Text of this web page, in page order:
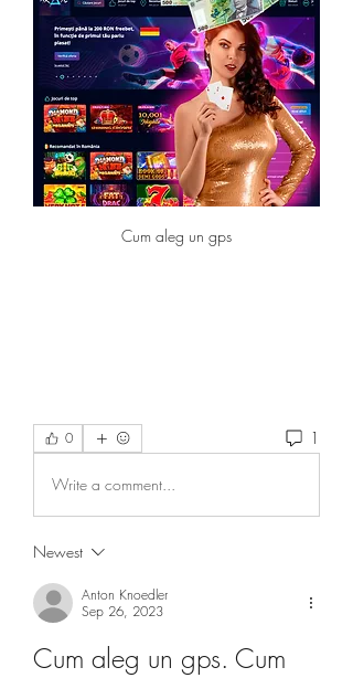
Cum aleg un gps
0 1
Write a comment...
Newest
Anton Knoedler
Sep 26, 2023
Cum aleg un gps. Cum